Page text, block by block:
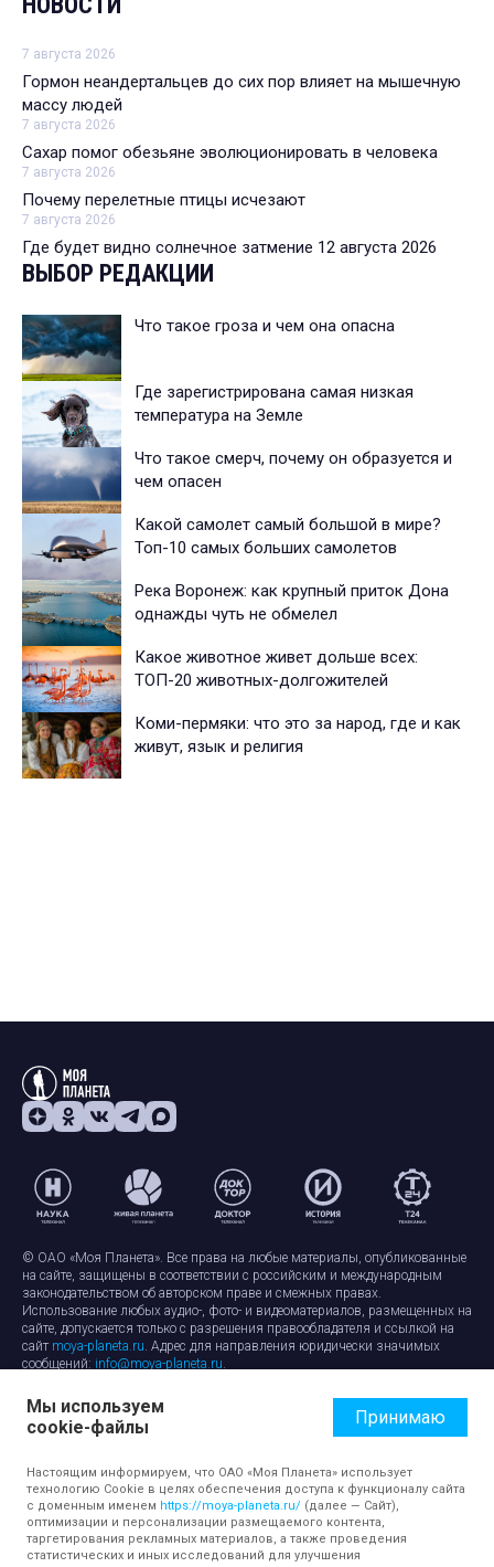
7 августа 2026
Гормон неандертальцев до сих пор влияет на мышечную
массу людей
7 августа 2026
Сахар помог обезьяне эволюционировать в человека
7 августа 2026
Почему перелетные птицы исчезают
7 августа 2026
Где будет видно солнечное затмение 12 августа 2026
ВЫБОР РЕДАКЦИИ
Что такое гроза и чем она опасна
Где зарегистрирована самая низкая
температура на Земле
Что такое смерч, почему он образуется и
чем опасен
Какой самолет самый большой в мире?
Топ-10 самых больших самолетов
Река Воронеж: как крупный приток Дона
однажды чуть не обмелел
Какое животное живет дольше всех:
ТОП-20 животных-долгожителей
Коми-пермяки: что это за народ, где и как
живут, язык и религия
© ОАО «Моя Планета». Все права на любые материалы, опубликованные
на сайте, защищены в соответствии с российским и международным
законодательством об авторском праве и смежных правах.
Использование любых аудио-, фото- и видеоматериалов, размещенных на
сайте, допускается только с разрешения правообладателя и ссылкой на
сайт moya-planeta.ru. Адрес для направления юридически значимых
сообщений: info@moya-planeta.ru.
Правила сайтаРабота с cookie-файлами
Защита персональных данных
Обработка персональных данных
Мы используем
cookie-файлы
Принимаю
Настоящим информируем, что ОАО «Моя Планета» использует
технологию Cookie в целях обеспечения доступа к функционалу сайта
с доменным именем https://moya-planeta.ru/ (далее — Сайт),
оптимизации и персонализации размещаемого контента,
таргетирования рекламных материалов, а также проведения
статистических и иных исследований для улучшения